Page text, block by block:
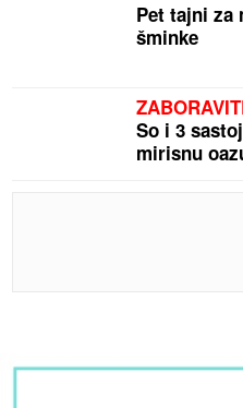
Pet tajni za
šminke
So i 3
mirisnu